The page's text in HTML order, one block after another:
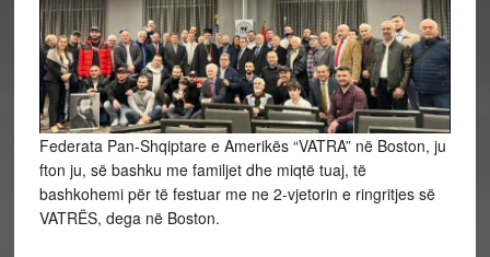
Federata Pan-Shqiptare e Amerikës “VATRA” në Boston, ju
fton ju, së bashku me familjet dhe miqtë tuaj, të
bashkohemi për të festuar me ne 2-vjetorin e ringritjes së
VATRËS, dega në Boston.